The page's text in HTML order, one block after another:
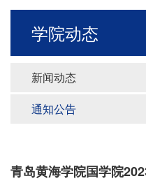
学院动态
新闻动态
通知公告
青岛黄海学院国学院